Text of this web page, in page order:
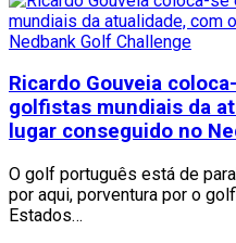
Ricardo Gouveia
golfistas mundiais da
lugar conseguido no
O golf português está de
por aqui, porventura por o
Estados…